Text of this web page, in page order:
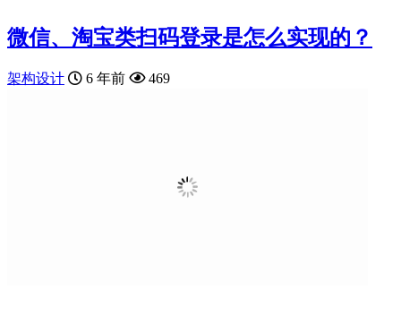
微信、淘宝类扫码登录是怎么实现的？
架构设计 6 年前 469